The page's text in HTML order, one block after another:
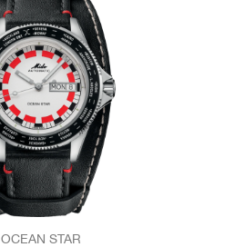
OCEAN STAR